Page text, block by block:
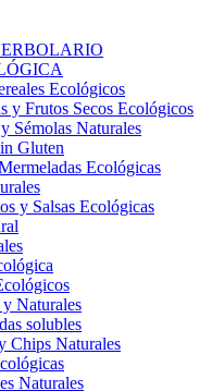
Ecológicos
y Frutos Secos Ecológicos
Sémolas Naturales
Gluten
Ecológicas
y Salsas Ecológicas
Naturales
solubles
Chips Naturales
Naturales